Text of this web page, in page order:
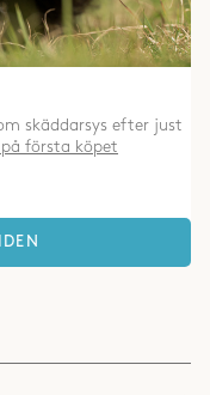
skäddarsys efter just
på första köpet